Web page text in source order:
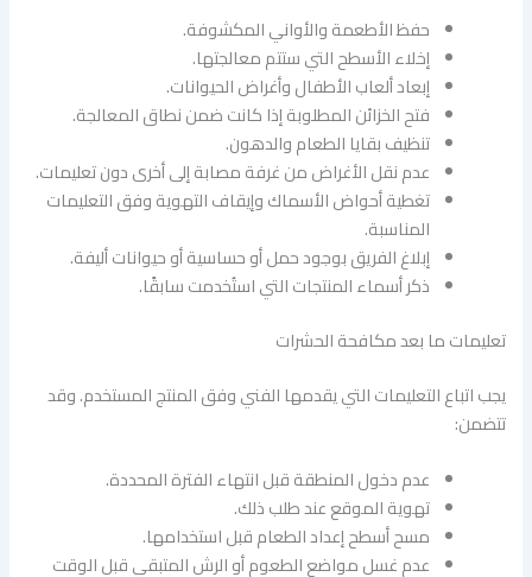
حفظ الأطعمة والأواني المكشوفة.
إخلاء الأسطح التي ستتم معالجتها.
إبعاد ألعاب الأطفال وأغراض الحيوانات.
فتح الخزائن المطلوبة إذا كانت ضمن نطاق المعالجة.
تنظيف بقايا الطعام والدهون.
عدم نقل الأغراض من غرفة مصابة إلى أخرى دون تعليمات.
تغطية أحواض الأسماك وإيقاف التهوية وفق التعليمات
المناسبة.
إبلاغ الفريق بوجود حمل أو حساسية أو حيوانات أليفة.
ذكر أسماء المنتجات التي استُخدمت سابقًا.
تعليمات ما بعد مكافحة الحشرات
يجب اتباع التعليمات التي يقدمها الفني وفق المنتج المستخدم. وقد
تتضمن:
عدم دخول المنطقة قبل انتهاء الفترة المحددة.
تهوية الموقع عند طلب ذلك.
مسح أسطح إعداد الطعام قبل استخدامها.
عدم غسل مواضع الطعوم أو الرش المتبقي قبل الوقت